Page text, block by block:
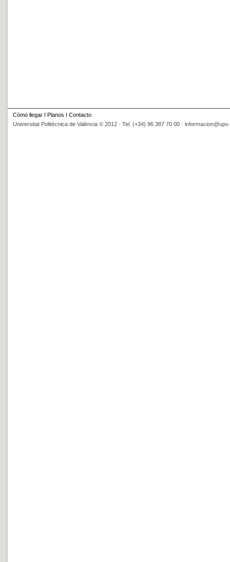
Cómo llegar I Planos I Contacto
Universitat Politècnica de València © 2012 · Tel. (+34) 96 387 70 00 ·